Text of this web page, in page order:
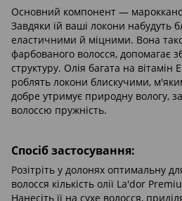
Основний компонент —
Завдяки їй ваші локони набудуть
еластичними й міцними. Вона
фарбованого волосся, допомагає
структуру. Олія багата на вітамін
роблять локони блискучими,
добре утримує природну вологу,
волоссю пружність.
Cпосіб застосування:
Розітріть у долонях оптимальну
волосся кількість олії La'dor
Нанесіть її на сухе волосся,